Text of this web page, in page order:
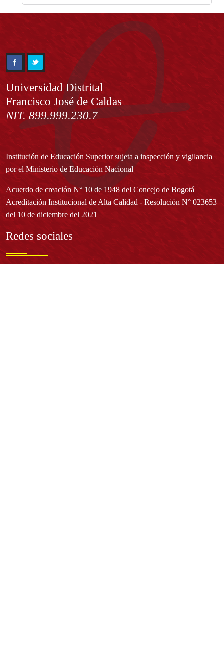
Información
Universidad Distrital
Francisco José de Caldas
NIT. 899.999.230.7
Institución de Educación Superior sujeta a inspección y vigilancia
por el Ministerio de Educación Nacional
Acuerdo de creación N° 10 de 1948 del Concejo de Bogotá
Acreditación Institucional de Alta Calidad - Resolución N° 023653
del 10 de diciembre del 2021
Redes sociales